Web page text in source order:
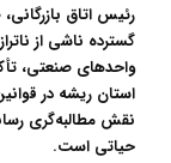
رئیس اتاق
گسترده ناشی از
واحدهای صنعتی،
استان ریشه در
نقش مطالبه‌گری
حیاتی است.